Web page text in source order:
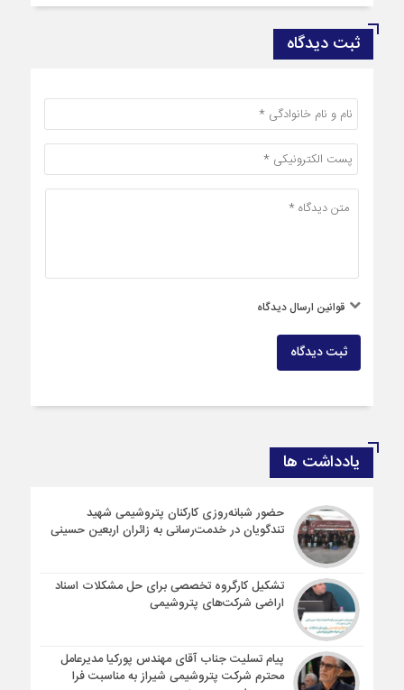
ثبت دیدگاه
قوانین ارسال دیدگاه
ثبت دیدگاه
یادداشت ها
حضور شبانه‌روزی کارکنان پتروشیمی شهید
تندگویان در خدمت‌رسانی به زائران اربعین حسینی
تشکیل کارگروه تخصصی برای حل مشکلات اسناد
اراضی شرکت‌های پتروشیمی
پیام تسلیت جناب آقای مهندس پوركیا مدیرعامل
محترم شركت پتروشیمی شیراز به مناسبت فرا